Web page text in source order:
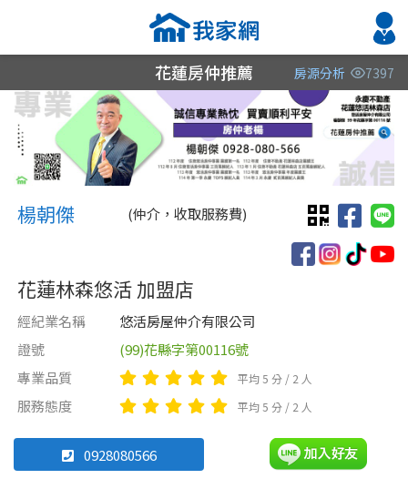
縣市
不限
區域
不限
不拘 公寓 電梯大樓
別墅 透天厝 農舍
縣市
不限
區域
不限
縣市
不限
區域
不限
不拘 雅房 店面
坪數
花蓮房仲推薦 房源分析 7397
楊朝傑 楊朝傑
楊朝傑 (仲介，收取服務費)
花蓮林森悠活 加盟店
經紀業名稱
悠活房屋仲介有限公司
證號
(99)花縣字第00116號
專業品質
平均 5 分 / 2 人
服務態度 平均 5 分 / 2 人
0928080566